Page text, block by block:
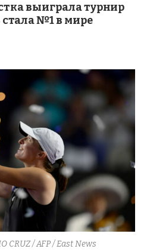
выиграла турнир
№1 в мире
CRUZ / AFP / East News